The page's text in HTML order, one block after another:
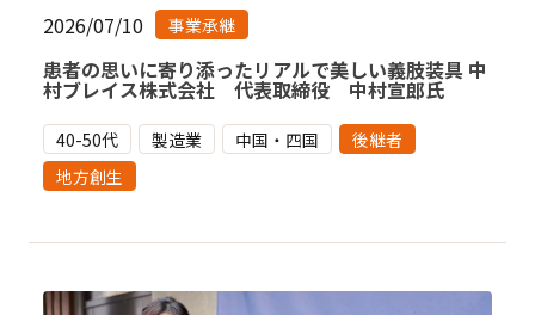
2026/07/10 事業承継
患者の思いに寄り添ったリアルで美しい義肢装具 中
村ブレイス株式会社 代表取締役 中村宣郎氏
40-50代 製造業 中国・四国
後継者
地方創生